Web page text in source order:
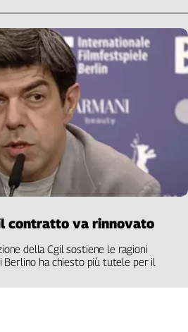
contratto va rinnovato
della Cgil sostiene le ragioni
ha chiesto più tutele per il